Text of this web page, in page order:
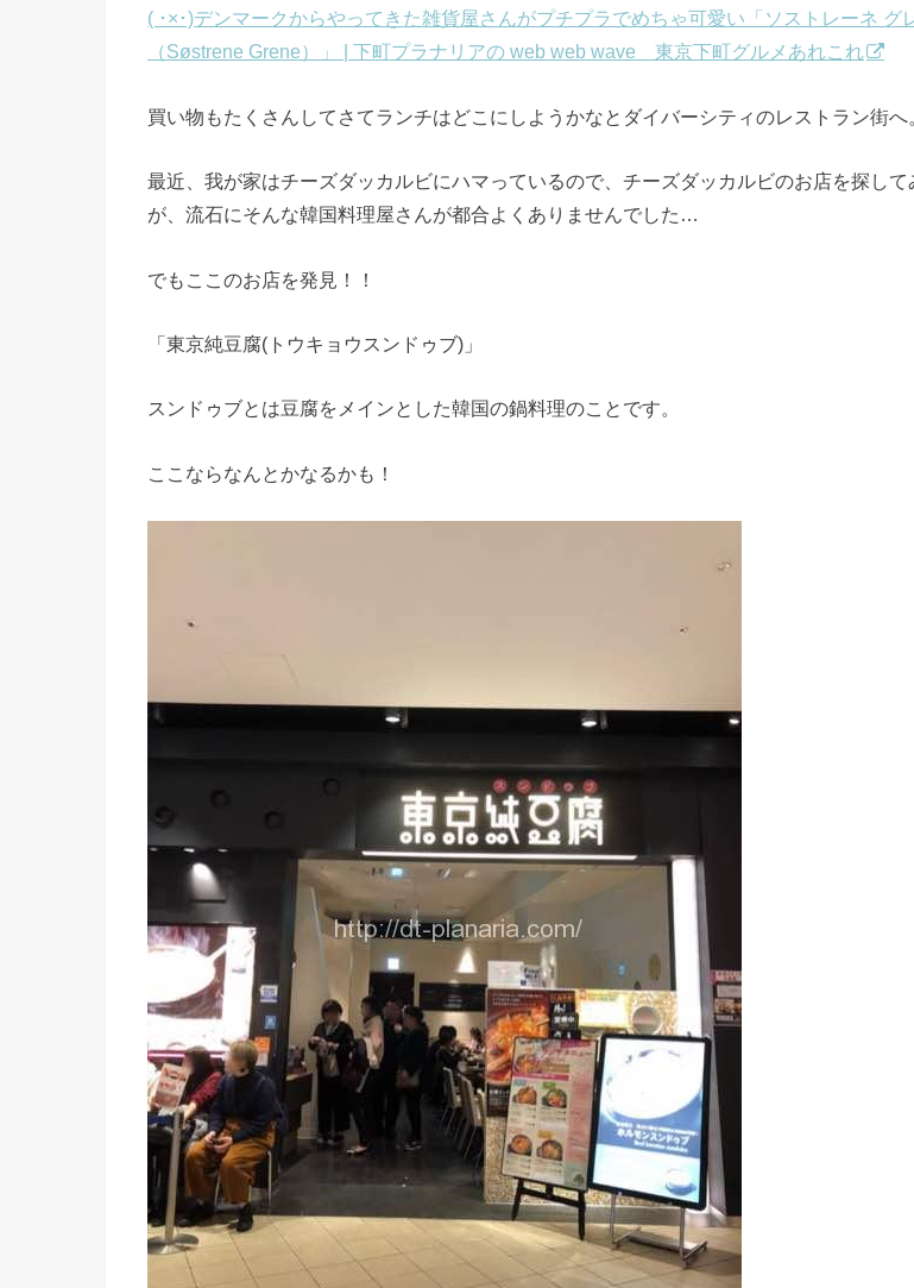
( ･×･)デンマークからやってきた雑貨屋さんがプチプラでめちゃ可愛い「ソストレーネ グ
（Søstrene Grene）」 | 下町プラナリアの web web wave 東京下町グルメあれこれ
買い物もたくさんしてさてランチはどこにしようかなとダイバーシティのレストラン街へ
最近、我が家はチーズダッカルビにハマっているので、チーズダッカルビのお店を探して
が、流石にそんな韓国料理屋さんが都合よくありませんでした…
でもここのお店を発見！！
「東京純豆腐(トウキョウスンドゥブ)」
スンドゥブとは豆腐をメインとした韓国の鍋料理のことです。
ここならなんとかなるかも！